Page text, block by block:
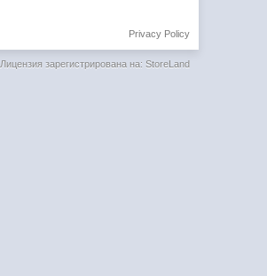
Privacy Policy
Лицензия зарегистрирована на: StoreLand